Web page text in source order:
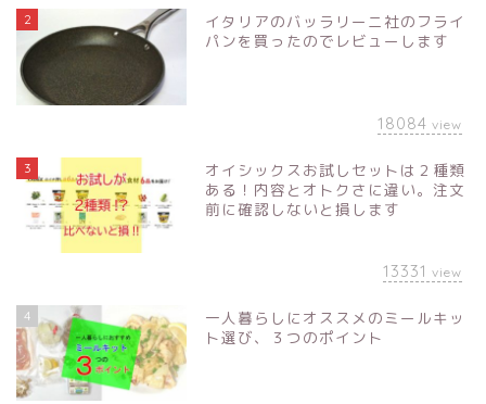
2
イタリアのバッラリーニ社のフライ
パンを買ったのでレビューします
18084 view
3
オイシックスお試しセットは２種類
ある！内容とオトクさに違い。注文
前に確認しないと損します
13331 view
4
一人暮らしにオススメのミールキッ
ト選び、３つのポイント